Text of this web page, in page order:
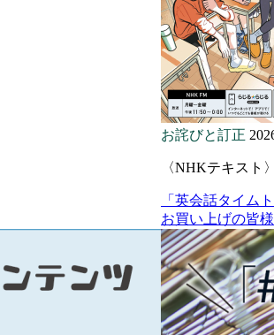
お詫びと訂正
〈NHKテキスト〉
「英会話タイム
お買い上げの皆